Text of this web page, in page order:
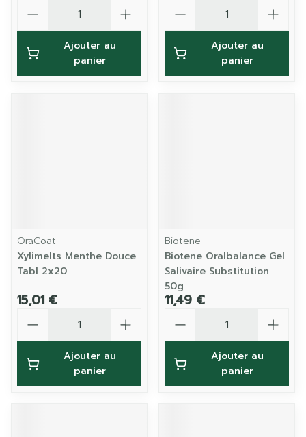
Ajouter au
panier
Ajouter au
panier
OraCoat
Xylimelts Menthe Douce
Tabl 2x20
15,01 €
Ajouter au
panier
Biotene
Biotene Oralbalance Gel
Salivaire Substitution
50g
11,49 €
Ajouter au
panier